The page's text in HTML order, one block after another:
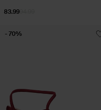
83.99
- 70%